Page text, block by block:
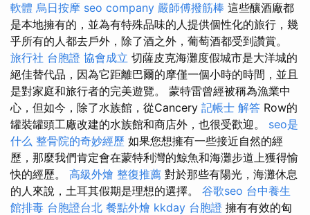
軟體 烏日按摩 seo company 嚴師傅撥筋棒 這些釀酒廠都
是本地擁有的，並為有特殊品味的人提供個性化的旅行，幾
乎所有的人都去戶外，除了酒之外，葡萄酒都受到讚賞。
旅行社 台胞證 協會成立 切薩皮克海灘度假城市是大洋城的
絕佳替代品，因為它距離巴爾的摩僅一個小時的時間，並且
是對家庭和旅行者的完美遊覽。 蒙特雷曾經被稱為漁業中
心，但如今，除了水族館，從Cancery 記帳士 解答 Row的
罐裝罐頭工廠改建的水族館和商店外，也很受歡迎。 seo是
什么 整骨院的奇妙經歷 如果您想擁有一些接近自然的經
歷，那麼我們肯定會在蒙特利灣的鯨魚和海灘步道上獲得愉
快的經歷。 高級外燴 整復推薦 對於那些有陽光，海灘休息
的人來說，土耳其假期是理想的選擇。 谷歌seo 台中養生
館排毒 台胞證台北 餐點外燴 kkday 台胞證 擁有有效的匈